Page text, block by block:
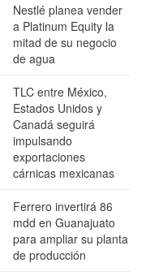
Nestlé planea vender
a Platinum Equity la
mitad de su negocio
de agua
TLC entre México,
Estados Unidos y
Canadá seguirá
impulsando
exportaciones
cárnicas mexicanas
Ferrero invertirá 86
mdd en Guanajuato
para ampliar su planta
de producción